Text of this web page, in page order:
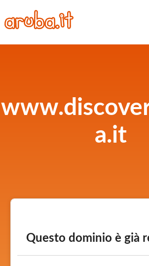
a.it
Questo dominio è già